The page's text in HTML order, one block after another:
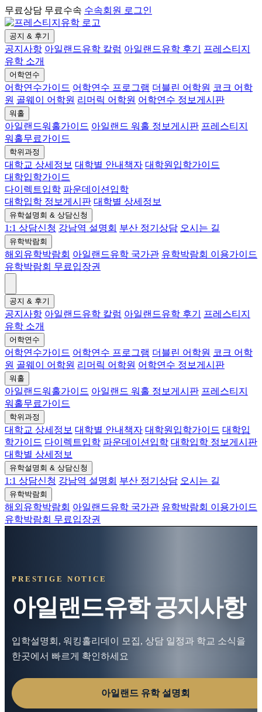
무료상담 무료수속 수속회원 로그인
공지 & 후기
공지사항 아일랜드유학 칼럼 아일랜드유학 후기
프레스티지
유학 소개
어학연수
어학연수가이드 어학연수 프로그램 더블린 어학원 코크 어학
원 골웨이 어학원 리머릭 어학원 어학연수 정보게시판
워홀
아일랜드워홀가이드 아일랜드 워홀 정보게시판 프레스티지
워홀무료가이드
학위과정
대학교 상세정보 대학별 안내책자 대학원입학가이드
대학입학가이드
다이렉트입학 파운데이션입학
대학입학 정보게시판 대학별 상세정보
유학설명회 & 상담신청
1:1 상담신청 강남역 설명회 부산 정기상담 오시는 길
유학박람회
해외유학박람회 아일랜드유학 국가관 유학박람회 이용가이드
유학박람회 무료입장권
공지 & 후기
공지사항 아일랜드유학 칼럼 아일랜드유학 후기
프레스티지
유학 소개
어학연수
어학연수가이드 어학연수 프로그램 더블린 어학원 코크 어학
원 골웨이 어학원 리머릭 어학원 어학연수 정보게시판
워홀
아일랜드워홀가이드 아일랜드 워홀 정보게시판 프레스티지
워홀무료가이드
학위과정
대학교 상세정보 대학별 안내책자 대학원입학가이드 대학입
학가이드 다이렉트입학 파운데이션입학 대학입학 정보게시판
대학별 상세정보
유학설명회 & 상담신청
1:1 상담신청 강남역 설명회 부산 정기상담 오시는 길
유학박람회
해외유학박람회 아일랜드유학 국가관 유학박람회 이용가이드
유학박람회 무료입장권
PRESTIGE NOTICE
아일랜드유학 공지사항
입학설명회, 워킹홀리데이 모집, 상담 일정과 학교 소식을
한곳에서 빠르게 확인하세요
아일랜드 유학 설명회